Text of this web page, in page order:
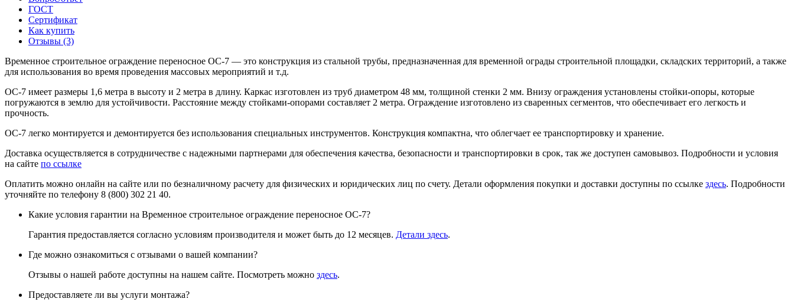
ГОСТ
Сертификат
Как купить
Отзывы (3)
Временное строительное ограждение переносное ОС-7 — это конструкция из стальной трубы, предназначенная для временной ограды строительной площадки, складских территорий, а также
для использования во время проведения массовых мероприятий и т.д.
ОС-7 имеет размеры 1,6 метра в высоту и 2 метра в длину. Каркас изготовлен из труб диаметром 48 мм, толщиной стенки 2 мм. Внизу ограждения установлены стойки-опоры, которые
погружаются в землю для устойчивости. Расстояние между стойками-опорами составляет 2 метра. Ограждение изготовлено из сваренных сегментов, что обеспечивает его легкость и
прочность.
ОС-7 легко монтируется и демонтируется без использования специальных инструментов. Конструкция компактна, что облегчает ее транспортировку и хранение.
Доставка осуществляется в сотрудничестве с надежными партнерами для обеспечения качества, безопасности и транспортировки в срок, так же доступен самовывоз. Подробности и условия
на сайте по ссылке
Оплатить можно онлайн на сайте или по безналичному расчету для физических и юридических лиц по счету. Детали оформления покупки и доставки доступны по ссылке здесь. Подробности
уточняйте по телефону 8 (800) 302 21 40.
Какие условия гарантии на Временное строительное ограждение переносное ОС-7?
Гарантия предоставляется согласно условиям производителя и может быть до 12 месяцев. Детали здесь.
Где можно ознакомиться с отзывами о вашей компании?
Отзывы о нашей работе доступны на нашем сайте. Посмотреть можно здесь.
Предоставляете ли вы услуги монтажа?